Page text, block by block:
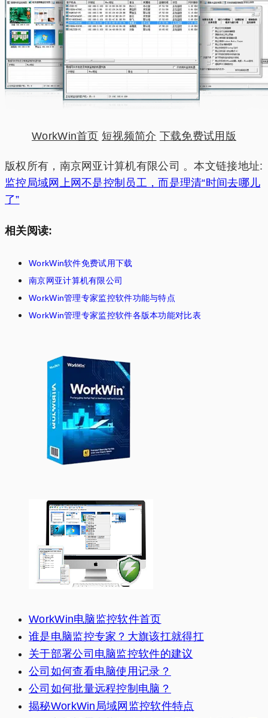
WorkWin首页 短视频简介 下载免费试用版
版权所有，南京网亚计算机有限公司 。本文链接地址:
监控局域网上网不是控制员工，而是理清“时间去哪儿
了”
相关阅读:
WorkWin软件免费试用下载
南京网亚计算机有限公司
WorkWin管理专家监控软件功能与特点
WorkWin管理专家监控软件各版本功能对比表
WorkWin电脑监控软件首页
谁是电脑监控专家？大旗该扛就得扛
关于部署公司电脑监控软件的建议
公司如何查看电脑使用记录？
公司如何批量远程控制电脑？
揭秘WorkWin局域网监控软件特点